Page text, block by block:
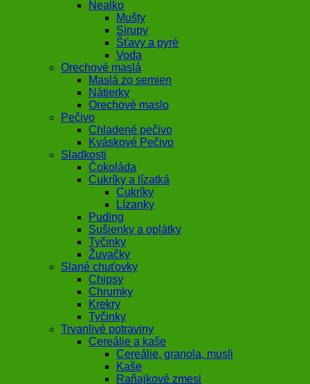
Nealko
Mušty
Sirupy
Šťavy a pyré
Voda
Orechové maslá
Maslá zo semien
Nátierky
Orechové maslo
Pečivo
Chladené pečivo
Kváskové Pečivo
Sladkosti
Čokoláda
Cukríky a lízatká
Cukríky
Lízanky
Puding
Sušienky a oplátky
Tyčinky
Žuvačky
Slané chuťovky
Chipsy
Chrumky
Krekry
Tyčinky
Trvanlivé potraviny
Cereálie a kaše
Cereálie, granola, musli
Kaše
Raňajkové zmesi